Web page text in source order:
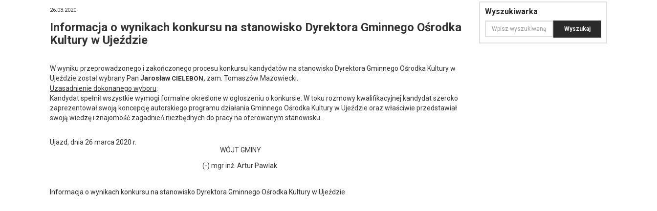
26.03.2020
Informacja o wynikach konkursu na stanowisko Dyrektora Gminnego Ośrodka
Kultury w Ujeździe
W wyniku przeprowadzonego i zakończonego procesu konkursu kandydatów na stanowisko Dyrektora Gminnego Ośrodka Kultury w
Ujeździe został wybrany Pan Jarosław CIELEBON, zam. Tomaszów Mazowiecki.
Uzasadnienie dokonanego wyboru:
Kandydat spełnił wszystkie wymogi formalne określone w ogłoszeniu o konkursie. W toku rozmowy kwalifikacyjnej kandydat szeroko
zaprezentował swoją koncepcję autorskiego programu działania Gminnego Ośrodka Kultury w Ujeździe oraz właściwie przedstawiał
swoją wiedzę i znajomość zagadnień niezbędnych do pracy na oferowanym stanowisku.
Ujazd, dnia 26 marca 2020 r.
WÓJT GMINY
(-) mgr inż. Artur Pawlak
Informacja o wynikach konkursu na stanowisko Dyrektora Gminnego Ośrodka Kultury w Ujeździe
Wyszukiwarka